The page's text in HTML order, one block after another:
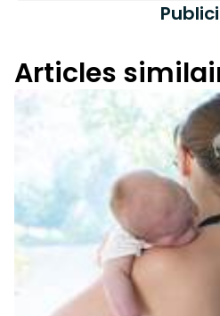
Articles